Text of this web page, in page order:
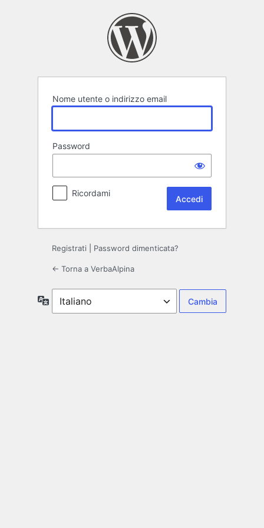
Nome utente o indirizzo email
Password
Ricordami
Registrati Password dimenticata?
← Torna a VerbaAlpina
Lingua